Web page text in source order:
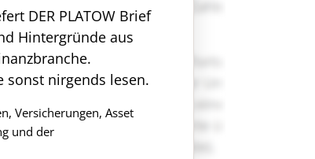
DER PLATOW Brief
Hintergründe aus
sonst nirgends lesen.
Versicherungen, Asset
und der